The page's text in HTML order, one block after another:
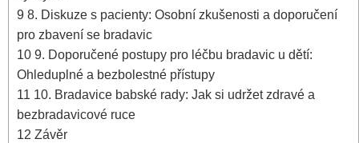
9 8. ​Diskuze s pacienty: Osobní⁤ zkušenosti a‍ doporučení
‍pro zbavení se bradavic
10 9. Doporučené ‌postupy⁢ pro léčbu bradavic u dětí:
Ohleduplné‍ a bezbolestné přístupy
11 10. Bradavice ⁢babské‍ rady: Jak si udržet zdravé a
bezbradavicové​ ruce
12 Závěr